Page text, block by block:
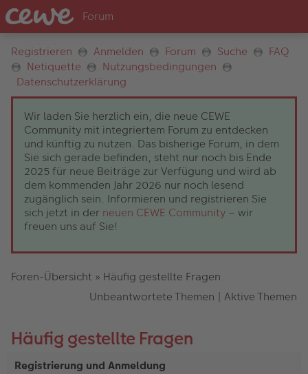
Registrieren Anmelden Forum Suche
FAQ
Netiquette
Nutzungsbedingungen
Datenschutzerklärung
Wir laden Sie herzlich ein, die neue CEWE
Community mit integriertem Forum zu entdecken
und künftig zu nutzen. Das bisherige Forum, in dem
Sie sich gerade befinden, steht nur noch bis Ende
2025 für neue Beiträge zur Verfügung und wird ab
dem kommenden Jahr 2026 nur noch lesend
zugänglich sein. Informieren und registrieren Sie
sich jetzt in der neuen CEWE Community – wir
freuen uns auf Sie!
Foren-Übersicht » Häufig gestellte Fragen
Unbeantwortete Themen | Aktive Themen
Häufig gestellte Fragen
Registrierung und Anmeldung